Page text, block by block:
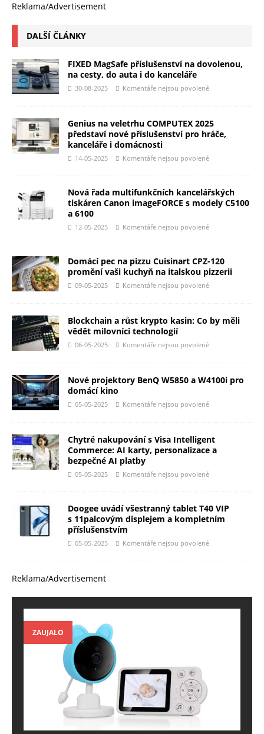
Reklama/Advertisement
DALŠÍ ČLÁNKY
FIXED MagSafe příslušenství na dovolenou,
na cesty, do auta i do kanceláře
30-08-2025 Komentáře nejsou povolené
Genius na veletrhu COMPUTEX 2025
představí nové příslušenství pro hráče,
kanceláře i domácnosti
14-05-2025 Komentáře nejsou povolené
Nová řada multifunkčních kancelářských
tiskáren Canon imageFORCE s modely C5100
a 6100
12-05-2025 Komentáře nejsou povolené
Domácí pec na pizzu Cuisinart CPZ-120
promění vaši kuchyň na italskou pizzerii
09-05-2025 Komentáře nejsou povolené
Blockchain a růst krypto kasin: Co by měli
vědět milovníci technologií
06-05-2025 Komentáře nejsou povolené
Nové projektory BenQ W5850 a W4100i pro
domácí kino
05-05-2025 Komentáře nejsou povolené
Chytré nakupování s Visa Intelligent
Commerce: AI karty, personalizace a
bezpečné AI platby
05-05-2025 Komentáře nejsou povolené
Doogee uvádí všestranný tablet T40 VIP
s 11palcovým displejem a kompletním
příslušenstvím
05-05-2025 Komentáře nejsou povolené
Reklama/Advertisement
ZAUJALO